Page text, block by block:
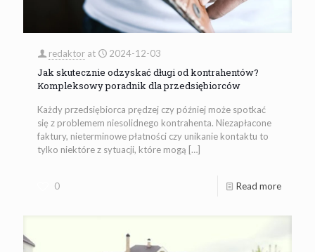
redaktor at 2024-12-03
Jak skutecznie odzyskać długi od kontrahentów?
Kompleksowy poradnik dla przedsiębiorców
Każdy przedsiębiorca prędzej czy później może spotkać
się z problemem niesolidnego kontrahenta. Niezapłacone
faktury, nieterminowe płatności czy unikanie kontaktu to
tylko niektóre z sytuacji, które mogą […]
0 Read more